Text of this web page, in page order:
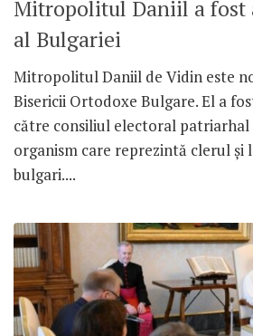
Mitropolitul Daniil a fost
al Bulgariei
Mitropolitul Daniil de Vidin este
Bisericii Ortodoxe Bulgare. El a
către consiliul electoral patriarhal
organism care reprezintă clerul și
bulgari....